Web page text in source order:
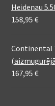
Heidenau
158,95 €
Continental
167,95 €